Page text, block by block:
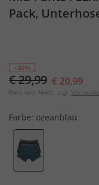
Pack,
- 30%
€ 29,99 € 20,99
Preis inkl. MwSt. zzgl.
Farbe: ozeanblau